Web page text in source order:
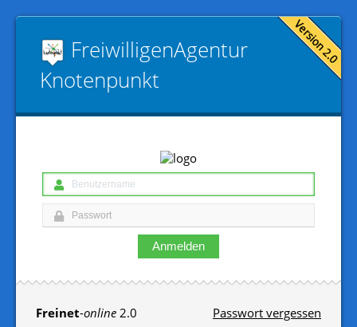
Freiwilligen­Agentur
Knotenpunkt
Anmelden
Passwort vergessen
Freinet-online 2.0